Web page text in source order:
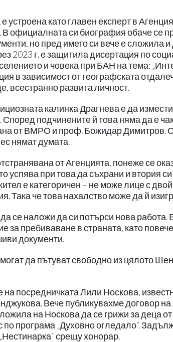
като главен експерт в
официалната си биография обаче се
но пред името си вече е сложила и
2023 г. е защитила дисертация по
и човека при БАН на тема:
в зависимост от географската
всестранно развита личност.
калинка Драгнева е да
подчинените й това няма да е
от ВМРО и проф. Божидар Димитров.
нямат думата.
от Агенцията, понеже се
успява при това да съхрани и втория си
е категоричен – не може лице с
Така че това нахалство може да й
се наложи да си потърси нова работа.
пребиваване в страната, като
документи.
да пътуват свободно из цялото
на посредничката Лили Носкова,
Вече публикувахме договор на
на Носкова да се грижи за деца от
програма „Духовно огледало“.
срещу хонорар.